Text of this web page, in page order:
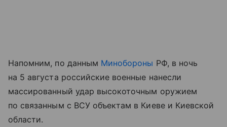
Напомним, по данным Минобороны РФ, в ночь
на 5 августа российские военные нанесли
массированный удар высокоточным оружием
по связанным с ВСУ объектам в Киеве и Киевской
области.